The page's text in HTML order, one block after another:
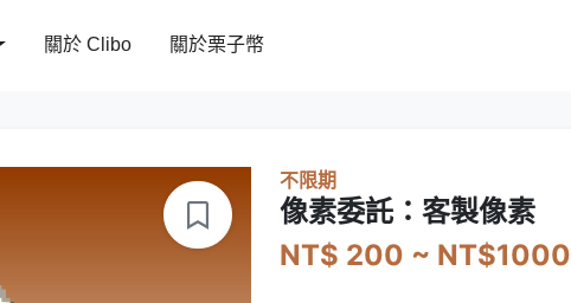
關於 Clibo 關於栗子幣
不限期
像素委託：客製像素
NT$ 200 ~ NT$1000